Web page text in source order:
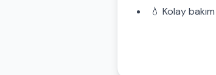
💧 Kolay